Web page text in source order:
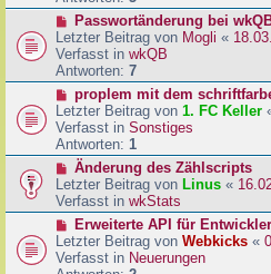
t
a
g
r
B
e
i
t
a
g
N
e
u
e
r
B
e
i
t
a
g
Passwortänderung bei
Letzter Beitrag von Mogli «
Verfasst in wkQB
Antworten: 7
N
e
u
e
r
B
e
i
r
a
proplem mit dem
Letzter Beitrag von 1. FC Keller
Verfasst in Sonstiges
Antworten: 1
N
e
u
e
r
B
e
Änderung des Zählscripts
Letzter Beitrag von Linus «
Verfasst in wkStats
N
e
u
Erweiterte API für Entwickler
Letzter Beitrag von Webkicks «
Verfasst in Neuerungen